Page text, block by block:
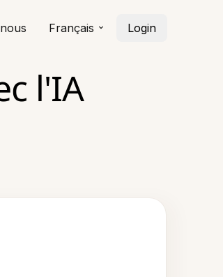
Français Login
l'IA